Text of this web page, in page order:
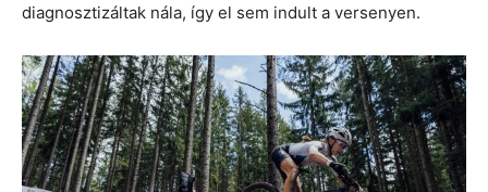
diagnosztizáltak nála, így el sem indult a versenyen.